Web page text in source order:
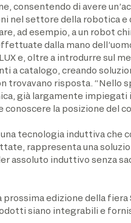
consentendo di avere
nel settore della robotica
ad esempio, a un robot
dalla mano
e, oltre a introdurre sul
catalogo, creando
risposta. “Nello
già largamente impiegati
la posizione del
una tecnologia induttiva
rappresenta una
assoluto induttivo senza
edizione della
siano integrabili e